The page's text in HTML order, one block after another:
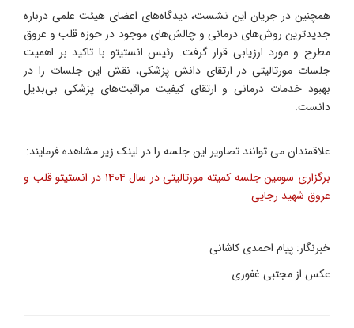
همچنین در جریان این نشست، دیدگاه‌های اعضای هیئت علمی درباره
جدیدترین روش‌های درمانی و چالش‌های موجود در حوزه قلب و عروق
مطرح و مورد ارزیابی قرار گرفت. رئیس انستیتو با تاکید بر اهمیت
جلسات مورتالیتی در ارتقای دانش پزشکی، نقش این جلسات را در
بهبود خدمات درمانی و ارتقای کیفیت مراقبت‌های پزشکی بی‌بدیل
دانست.
علاقمندان می توانند تصاویر این جلسه را در لینک زیر مشاهده فرمایند:
برگزاری سومین جلسه کمیته مورتالیتی در سال ۱۴۰۴ در انستیتو قلب و
عروق شهید رجایی
خبرنگار: پیام احمدی کاشانی
عکس از مجتبی غفوری